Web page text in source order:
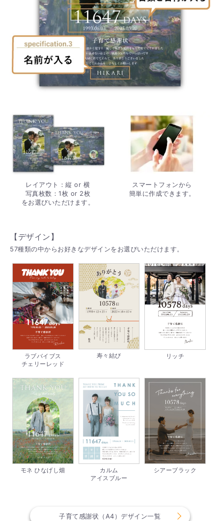
レイアウト：縦 or 横
写真枚数：1枚 or 2枚
をお選びいただけます。
スマートフォンから
簡単に作成できます。
【デザイン】
57種類の中からお好きなデザインをお選びいただけます。
ラブバイブス
チェリーレッド
寿々結び リッチ
モネ ひなげし畑
カルム
アイスブルー
シアーブラック
子育て感謝状（A4）デザイン一覧